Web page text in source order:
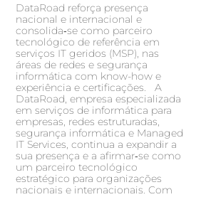
DataRoad reforça presença
nacional e internacional e
consolida‑se como parceiro
tecnológico de referência em
serviços IT geridos (MSP), nas
áreas de redes e segurança
informática com know-how e
experiência e certificações. A
DataRoad, empresa especializada
em serviços de informática para
empresas, redes estruturadas,
segurança informática e Managed
IT Services, continua a expandir a
sua presença e a afirmar‑se como
um parceiro tecnológico
estratégico para organizações
nacionais e internacionais. Com